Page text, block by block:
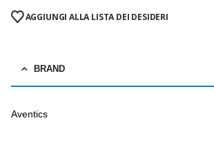
AGGIUNGI ALLA LISTA DEI DESIDERI
BRAND
Aventics